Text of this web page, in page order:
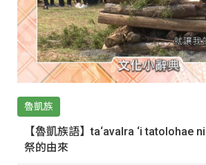
魯凱族
【魯凱族語】ta‘avalra ‘i tatolohae
祭的由來